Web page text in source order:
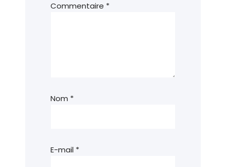
Commentaire *
Nom *
E-mail *